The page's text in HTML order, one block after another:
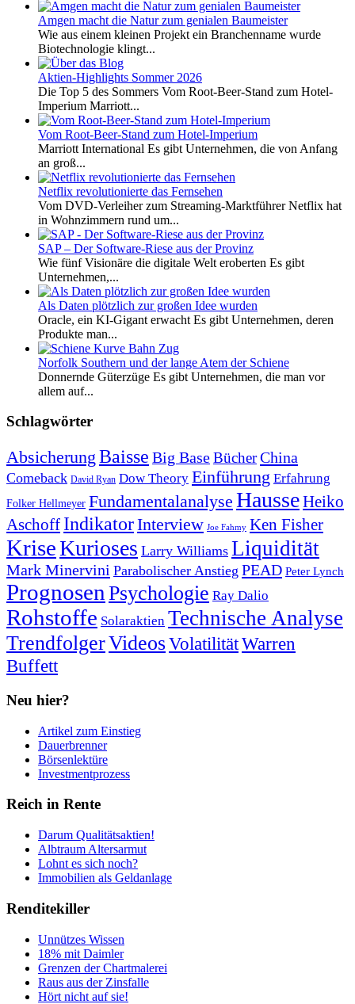
Amgen macht die Natur zum genialen Baumeister
Wie aus einem kleinen Projekt ein Branchenname wurde
Biotechnologie klingt...
Aktien-Highlights Sommer 2026
Die Top 5 des Sommers Vom Root-Beer-Stand zum Hotel-
Imperium Marriott...
Vom Root-Beer-Stand zum Hotel-Imperium
Marriott International Es gibt Unternehmen, die von Anfang
an groß...
Netflix revolutionierte das Fernsehen
Vom DVD-Verleiher zum Streaming-Marktführer Netflix hat
in Wohnzimmern rund um...
SAP – Der Software-Riese aus der Provinz
Wie fünf Visionäre die digitale Welt eroberten Es gibt
Unternehmen,...
Als Daten plötzlich zur großen Idee wurden
Oracle, ein KI-Gigant erwacht Es gibt Unternehmen, deren
Produkte man...
Norfolk Southern und der lange Atem der Schiene
Donnernde Güterzüge Es gibt Unternehmen, die man vor
allem auf...
Schlagwörter
Absicherung Baisse Big BaseBücherChina
Comeback David Ryan Dow Theory Einführung Erfahrung
Folker Hellmeyer Fundamentalanalyse HausseHeiko
Aschoff IndikatorInterview Joe Fahmy Ken Fisher
KriseKurioses Larry Williams Liquidität
Mark Minervini Parabolischer Anstieg PEAD Peter Lynch
Prognosen Psychologie Ray Dalio
Rohstoffe Solaraktien Technische Analyse
TrendfolgerVideosVolatilitätWarren
Buffett
Neu hier?
Artikel zum Einstieg
Dauerbrenner
Börsenlektüre
Investmentprozess
Reich in Rente
Darum Qualitätsaktien!
Albtraum Altersarmut
Lohnt es sich noch?
Immobilien als Geldanlage
Renditekiller
Unnützes Wissen
18% mit Daimler
Grenzen der Chartmalerei
Raus aus der Zinsfalle
Hört nicht auf sie!